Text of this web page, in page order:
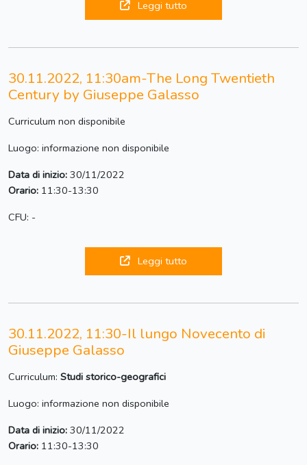
Leggi tutto
30.11.2022, 11:30am-The Long Twentieth
Century by Giuseppe Galasso
Curriculum non disponibile
Luogo: informazione non disponibile
Data di inizio: 30/11/2022
Orario: 11:30-13:30
CFU: -
Leggi tutto
30.11.2022, 11:30-Il lungo Novecento di
Giuseppe Galasso
Curriculum: Studi storico-geografici
Luogo: informazione non disponibile
Data di inizio: 30/11/2022
Orario: 11:30-13:30